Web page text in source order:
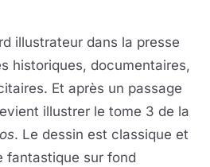
illustrateur dans la presse
historiques, documentaires,
Et après un passage
illustrer le tome 3 de la
. Le dessin est classique et
fantastique sur fond